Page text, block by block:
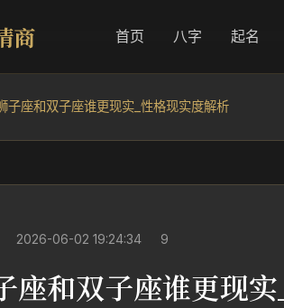
商 首页 八字 起名
子座和双子座谁更现实_性格现实度解析
2026-06-02 19:24:34 9
座和双子座谁更现